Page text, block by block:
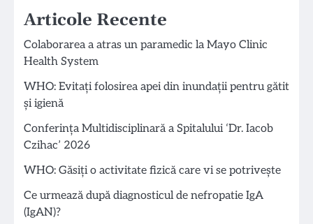
Articole Recente
Colaborarea a atras un paramedic la Mayo Clinic
Health System
WHO: Evitați folosirea apei din inundații pentru gătit
și igienă
Conferința Multidisciplinară a Spitalului ‘Dr. Iacob
Czihac’ 2026
WHO: Găsiți o activitate fizică care vi se potrivește
Ce urmează după diagnosticul de nefropatie IgA
(IgAN)?